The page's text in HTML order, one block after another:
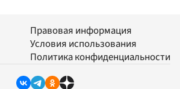
Правовая информация
Условия использования
Политика конфиденциальности